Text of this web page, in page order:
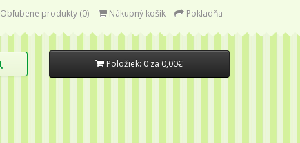
Obľúbené produkty (0) Nákupný košík Pokladňa
Položiek: 0 za 0,00€